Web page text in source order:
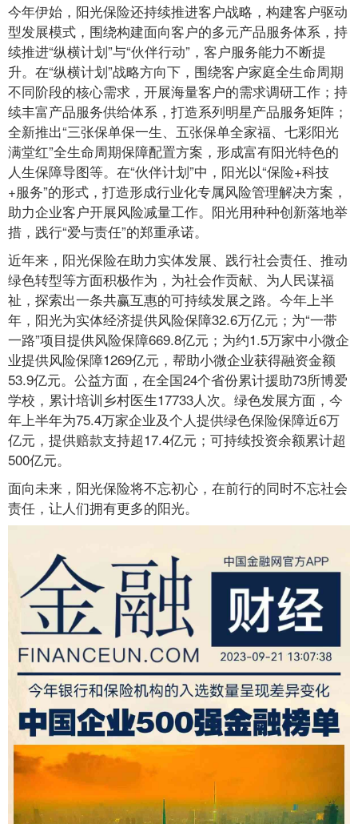
今年伊始，阳光保险还持续推进客户战略，构建客户驱动
型发展模式，围绕构建面向客户的多元产品服务体系，持
续推进“纵横计划”与“伙伴行动”，客户服务能力不断提
升。在“纵横计划”战略方向下，围绕客户家庭全生命周期
不同阶段的核心需求，开展海量客户的需求调研工作；持
续丰富产品服务供给体系，打造系列明星产品服务矩阵；
全新推出“三张保单保一生、五张保单全家福、七彩阳光
满堂红”全生命周期保障配置方案，形成富有阳光特色的
人生保障导图等。在“伙伴计划”中，阳光以“保险+科技
+服务”的形式，打造形成行业化专属风险管理解决方案，
助力企业客户开展风险减量工作。阳光用种种创新落地举
措，践行“爱与责任”的郑重承诺。
近年来，阳光保险在助力实体发展、践行社会责任、推动
绿色转型等方面积极作为，为社会作贡献、为人民谋福
祉，探索出一条共赢互惠的可持续发展之路。今年上半
年，阳光为实体经济提供风险保障32.6万亿元；为“一带
一路”项目提供风险保障669.8亿元；为约1.5万家中小微企
业提供风险保障1269亿元，帮助小微企业获得融资金额
53.9亿元。公益方面，在全国24个省份累计援助73所博爱
学校，累计培训乡村医生17733人次。绿色发展方面，今
年上半年为75.4万家企业及个人提供绿色保险保障近6万
亿元，提供赔款支持超17.4亿元；可持续投资余额累计超
500亿元。
面向未来，阳光保险将不忘初心，在前行的同时不忘社会
责任，让人们拥有更多的阳光。